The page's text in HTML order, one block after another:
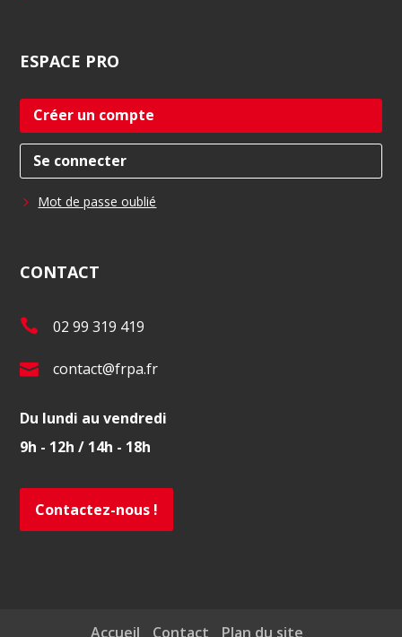
ESPACE PRO
Créer un compte
Se connecter
Mot de passe oublié
CONTACT
T
l
.
:
02 99 319 419
E
m
a
:
contact@frpa.fr
Du lundi au vendredi
9h - 12h / 14h - 18h
Contactez-nous !
Accueil Contact Plan du site